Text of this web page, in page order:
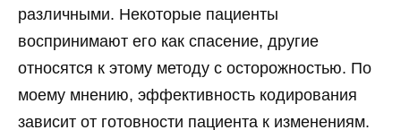
различными. Некоторые пациенты
воспринимают его как спасение, другие
относятся к этому методу с осторожностью. По
моему мнению, эффективность кодирования
зависит от готовности пациента к изменениям.